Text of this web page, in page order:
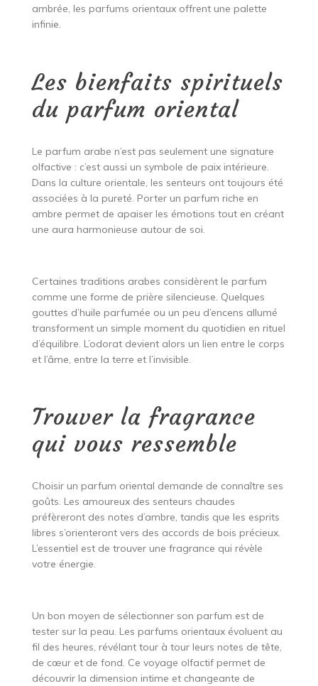
ambrée, les parfums orientaux offrent une palette
infinie.
Les bienfaits spirituels
du parfum oriental
Le parfum arabe n’est pas seulement une signature
olfactive : c’est aussi un symbole de paix intérieure.
Dans la culture orientale, les senteurs ont toujours été
associées à la pureté. Porter un parfum riche en
ambre permet de apaiser les émotions tout en créant
une aura harmonieuse autour de soi.
Certaines traditions arabes considèrent le parfum
comme une forme de prière silencieuse. Quelques
gouttes d’huile parfumée ou un peu d’encens allumé
transforment un simple moment du quotidien en rituel
d’équilibre. L’odorat devient alors un lien entre le corps
et l’âme, entre la terre et l’invisible.
Trouver la fragrance
qui vous ressemble
Choisir un parfum oriental demande de connaître ses
goûts. Les amoureux des senteurs chaudes
préfèreront des notes d’ambre, tandis que les esprits
libres s’orienteront vers des accords de bois précieux.
L’essentiel est de trouver une fragrance qui révèle
votre énergie.
Un bon moyen de sélectionner son parfum est de
tester sur la peau. Les parfums orientaux évoluent au
fil des heures, révélant tour à tour leurs notes de tête,
de cœur et de fond. Ce voyage olfactif permet de
découvrir la dimension intime et changeante de